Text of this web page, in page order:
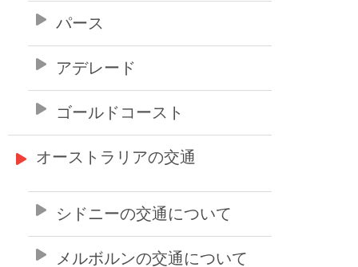
パース
アデレード
ゴールドコースト
オーストラリアの交通
シドニーの交通について
メルボルンの交通について